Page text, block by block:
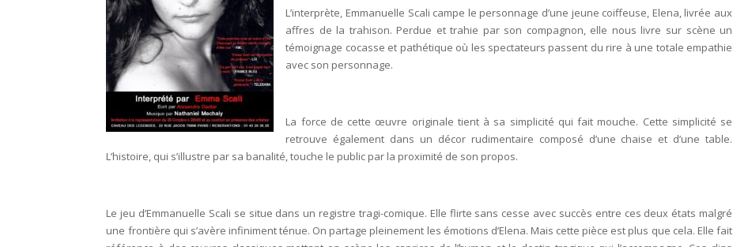
L’interprète, Emmanuelle Scali campe le personnage d’une jeune coiffeuse, Elena, livrée aux
affres de la trahison. Perdue et trahie par son compagnon, elle nous livre sur scène un
témoignage cocasse et pathétique où les spectateurs passent du rire à une totale empathie
avec son personnage.
La force de cette œuvre originale tient à sa simplicité qui fait mouche. Cette simplicité se
retrouve également dans un décor rudimentaire composé d’une chaise et d’une table.
L’histoire, qui s’illustre par sa banalité, touche le public par la proximité de son propos.
Le jeu d’Emmanuelle Scali se situe dans un registre tragi-comique. Elle flirte sans cesse avec succès entre ces deux états malgré
une frontière qui s’avère infiniment ténue. On partage pleinement les émotions d’Elena. Mais cette pièce est plus que cela. Elle fait